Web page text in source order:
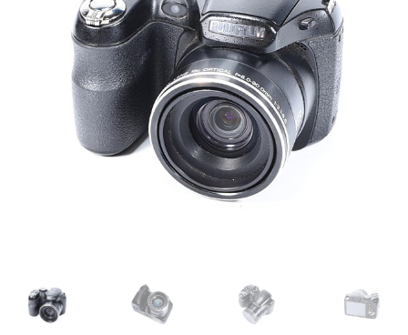
Sample Page
Zamówienia